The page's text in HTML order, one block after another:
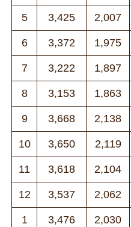
5 3,425 2,007
6 3,372 1,975
7 3,222 1,897
8 3,153 1,863
9 3,668 2,138
10 3,650 2,119
11 3,618 2,104
12 3,537 2,062
1 3,476 2,030